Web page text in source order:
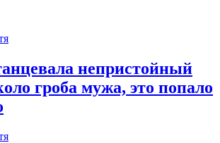
непристойный
гроба мужа, это попало